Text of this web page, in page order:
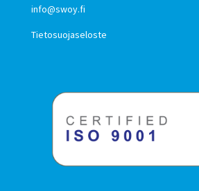
info@swoy.fi
Tietosuojaseloste